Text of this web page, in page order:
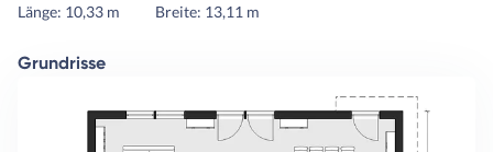
Länge: 10,33 m Breite: 13,11 m
Grundrisse